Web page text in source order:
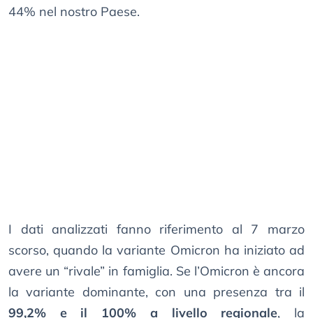
44% nel nostro Paese.
I dati analizzati fanno riferimento al 7 marzo
scorso, quando la variante Omicron ha iniziato ad
avere un “rivale” in famiglia. Se l’Omicron è ancora
la variante dominante, con una presenza tra il
99,2% e il 100% a livello regionale, la